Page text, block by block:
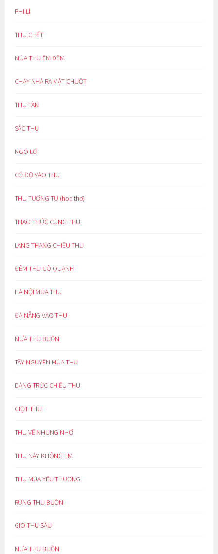
PHI LÍ
THU CHẾT
MÙA THU ÊM ĐỀM
CHÁY NHÀ RA MẶT CHUỘT
THU TÀN
SẮC THU
NGÓ LƠ
CỔ ĐỘ VÀO THU
THU TƯƠNG TƯ (hoạ thơ)
THAO THỨC CÙNG THU
LANG THANG CHIỀU THU
ĐÊM THU CÔ QUẠNH
HÀ NỘI MÙA THU
ĐÀ NẴNG VÀO THU
MƯA THU BUỒN
TÂY NGUYÊN MÙA THU
DÁNG TRÚC CHIỀU THU
GIỌT THU
THU VỀ NHUNG NHỚ
THU NÀY KHÔNG EM
THU MÙA YÊU THƯƠNG
RỪNG THU BUỒN
GIÓ THU SẦU
MƯA THU BUỒN